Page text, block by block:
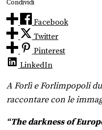
Condividi
Facebook
Twitter
Pinterest
LinkedIn
A Forlì e Forlimpopoli
raccontare con le
“The darkness of